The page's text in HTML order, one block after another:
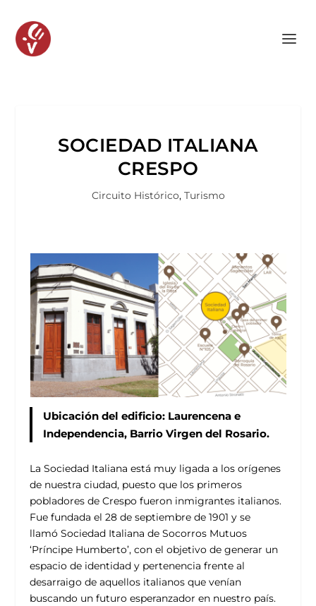
SOCIEDAD ITALIANA
CRESPO
Circuito Histórico, Turismo
Ubicación del edificio: Laurencena e
Independencia, Barrio Virgen del Rosario.
La Sociedad Italiana está muy ligada a los orígenes
de nuestra ciudad, puesto que los primeros
pobladores de Crespo fueron inmigrantes italianos.
Fue fundada el 28 de septiembre de 1901 y se
llamó Sociedad Italiana de Socorros Mutuos
‘Príncipe Humberto’, con el objetivo de generar un
espacio de identidad y pertenencia frente al
desarraigo de aquellos italianos que venían
buscando un futuro esperanzador en nuestro país.